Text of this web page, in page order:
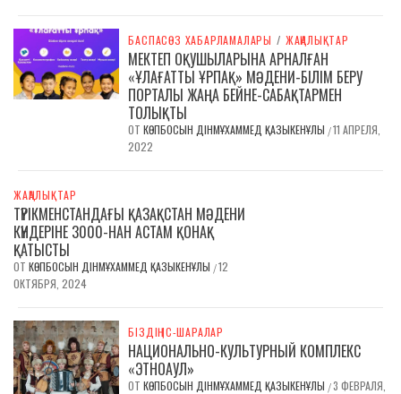
БАСПАСӨЗ ХАБАРЛАМАЛАРЫ / ЖАҢАЛЫҚТАР
МЕКТЕП ОҚУШЫЛАРЫНА АРНАЛҒАН
«ҰЛАҒАТТЫ ҰРПАҚ» МӘДЕНИ-БІЛІМ БЕРУ
ПОРТАЛЫ ЖАҢА БЕЙНЕ-САБАҚТАРМЕН
ТОЛЫҚТЫ
ОТ КӨПБОСЫН ДІНМҰХАММЕД ҚАЗЫКЕНҰЛЫ /11 АПРЕЛЯ,
2022
ЖАҢАЛЫҚТАР
ТҮРІКМЕНСТАНДАҒЫ ҚАЗАҚСТАН МӘДЕНИ
КҮНДЕРІНЕ 3000-НАН АСТАМ ҚОНАҚ
ҚАТЫСТЫ
ОТ КӨПБОСЫН ДІНМҰХАММЕД ҚАЗЫКЕНҰЛЫ /12
ОКТЯБРЯ, 2024
БІЗДІҢ ІС-ШАРАЛАР
НАЦИОНАЛЬНО-КУЛЬТУРНЫЙ КОМПЛЕКС
«ЭТНОАУЛ»
ОТ КӨПБОСЫН ДІНМҰХАММЕД ҚАЗЫКЕНҰЛЫ /3 ФЕВРАЛЯ,